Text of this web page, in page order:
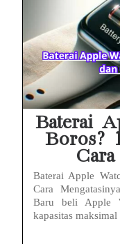
Baterai
Boros?
Baterai Apple
Cara
Baru beli Apple
kapasitas